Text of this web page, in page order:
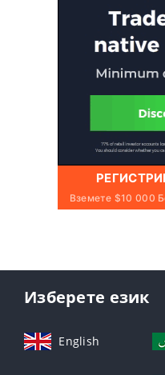
Вземете $10 000
Изберете език
English